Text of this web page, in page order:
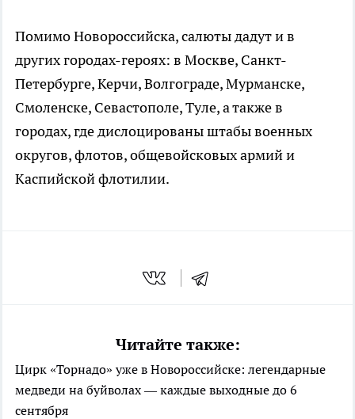
Помимо Новороссийска, салюты дадут и в
других городах-героях: в Москве, Санкт-
Петербурге, Керчи, Волгограде, Мурманске,
Смоленске, Севастополе, Туле, а также в
городах, где дислоцированы штабы военных
округов, флотов, общевойсковых армий и
Каспийской флотилии.
Читайте также:
Цирк «Торнадо» уже в Новороссийске: легендарные
медведи на буйволах — каждые выходные до 6
сентября